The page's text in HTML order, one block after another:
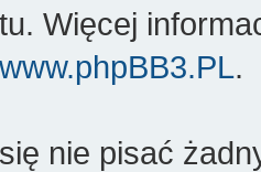
Więcej
www.phpBB3.PL.
nie pisać